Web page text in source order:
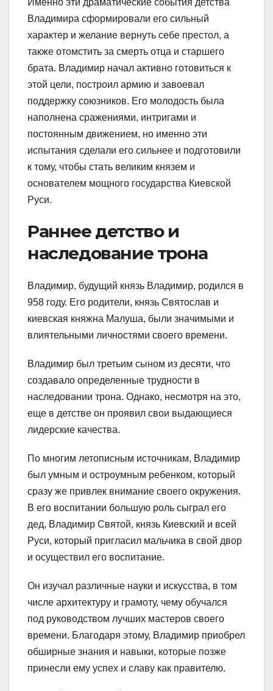
Владимира сформировали его сильный
характер и желание вернуть себе престол, а
также отомстить за смерть отца и старшего
брата. Владимир начал активно готовиться к
этой цели, построил армию и завоевал
поддержку союзников. Его молодость была
наполнена сражениями, интригами и
постоянным движением, но именно эти
испытания сделали его сильнее и подготовили
к тому, чтобы стать великим князем и
основателем мощного государства Киевской
Руси.
Раннее детство и
наследование трона
Владимир, будущий князь Владимир, родился в
958 году. Его родители, князь Святослав и
киевская княжна Малуша, были значимыми и
влиятельными личностями своего времени.
Владимир был третьим сыном из десяти, что
создавало определенные трудности в
наследовании трона. Однако, несмотря на это,
еще в детстве он проявил свои выдающиеся
лидерские качества.
По многим летописным источникам, Владимир
был умным и остроумным ребенком, который
сразу же привлек внимание своего окружения.
В его воспитании большую роль сыграл его
дед, Владимир Святой, князь Киевский и всей
Руси, который пригласил мальчика в свой двор
и осуществил его воспитание.
Он изучал различные науки и искусства, в том
числе архитектуру и грамоту, чему обучался
под руководством лучших мастеров своего
времени. Благодаря этому, Владимир приобрел
обширные знания и навыки, которые позже
принесли ему успех и славу как правителю.